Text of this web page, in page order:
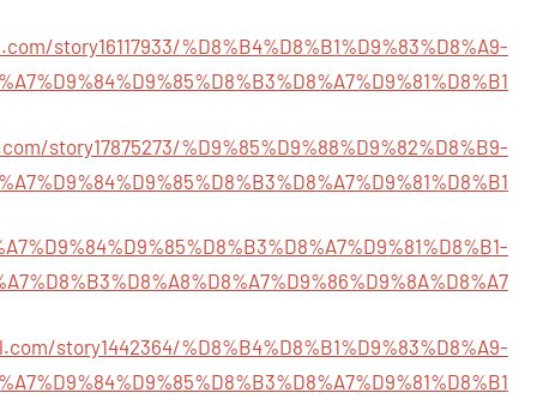
story16117933/%D8%B4%D8%B1%D9%83%D8%A9-
story17875273/%D9%85%D9%88%D9%82%D8%B9-
story1442364/%D8%B4%D8%B1%D9%83%D8%A9-